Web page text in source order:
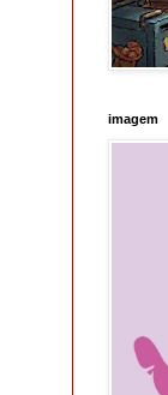
imagem